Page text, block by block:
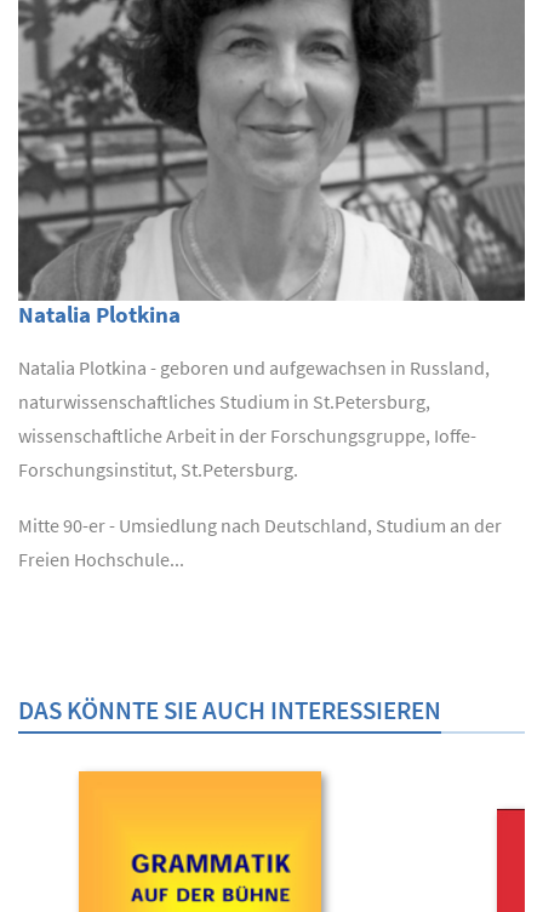
Natalia Plotkina
Natalia Plotkina - geboren und aufgewachsen in Russland,
naturwissenschaftliches Studium in St.Petersburg,
wissenschaftliche Arbeit in der Forschungsgruppe, Ioffe-
Forschungsinstitut, St.Petersburg.
Mitte 90-er - Umsiedlung nach Deutschland, Studium an der
Freien Hochschule...
DAS KÖNNTE SIE AUCH INTERESSIEREN